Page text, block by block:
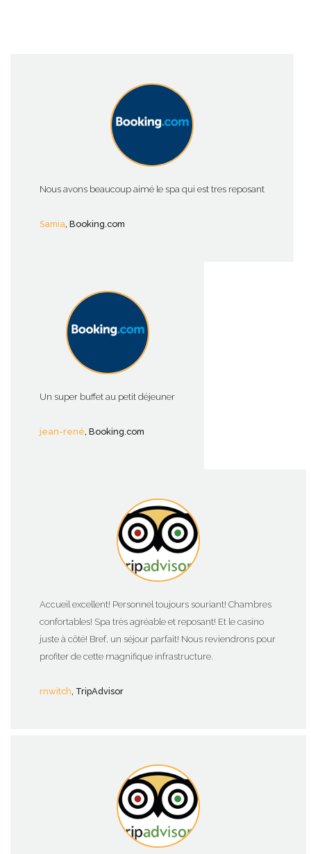
Nous avons beaucoup aimé le spa qui est tres reposant
Samia, Booking.com
Un super buffet au petit déjeuner
jean-rené, Booking.com
Accueil excellent! Personnel toujours souriant! Chambres
confortables! Spa très agréable et reposant! Et le casino
juste à côté! Bref, un séjour parfait! Nous reviendrons pour
profiter de cette magnifique infrastructure.
rnwitch, TripAdvisor